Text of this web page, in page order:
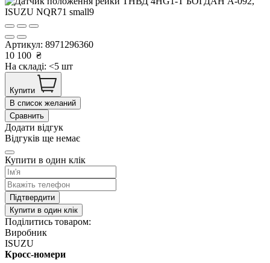
Артикул: 8971296360
10 100 ₴
На складі: <5 шт
Купити
В список желаний
Сравнить
Додати відгук
Відгуків ще немає
Купити в один клік
Підтвердити
Купити в один клік
Поділитись товаром:
Виробник
ISUZU
Кросс-номери